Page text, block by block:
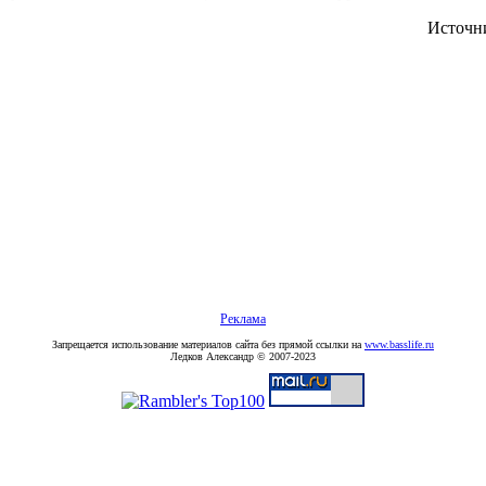
Реклама
Запрещается использование материалов сайта без прямой ссылки на www.basslife.ru
Ледков Александр © 2007-2023